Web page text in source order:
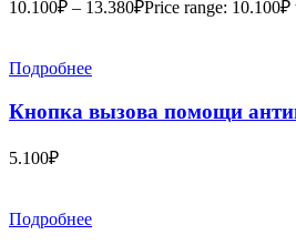
10.100₽ – 13.380₽Price range:
Подробнее
Кнопка вызова помощи
5.100₽
Подробнее